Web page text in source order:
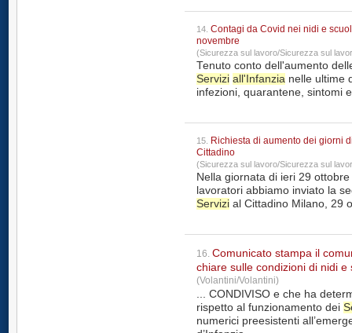
14. Contagi da Covid nei nidi e scuole
novembre
(Sicurezza sul lavoro/Sicurezza sul
Tenuto conto dell'aumento
Servizi all'Infanzia nelle ultime
infezioni, quarantene, sintomi
15.
Richiesta di aumento dei giorni
Cittadino
(Sicurezza sul lavoro/Sicurezza sul
Nella giornata di ieri 29
lavoratori abbiamo inviato la
Servizi
16. Comunicato stampa il
chiare sulle condizioni di nidi
(Volantini/Volantini)
... CONDIVISO e che ha
rispetto al funzionamento dei
numerici preesistenti all’emergenza